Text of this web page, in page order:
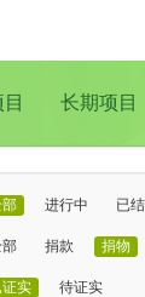
长期项目
进行中 已
捐款 捐物
实 待证实